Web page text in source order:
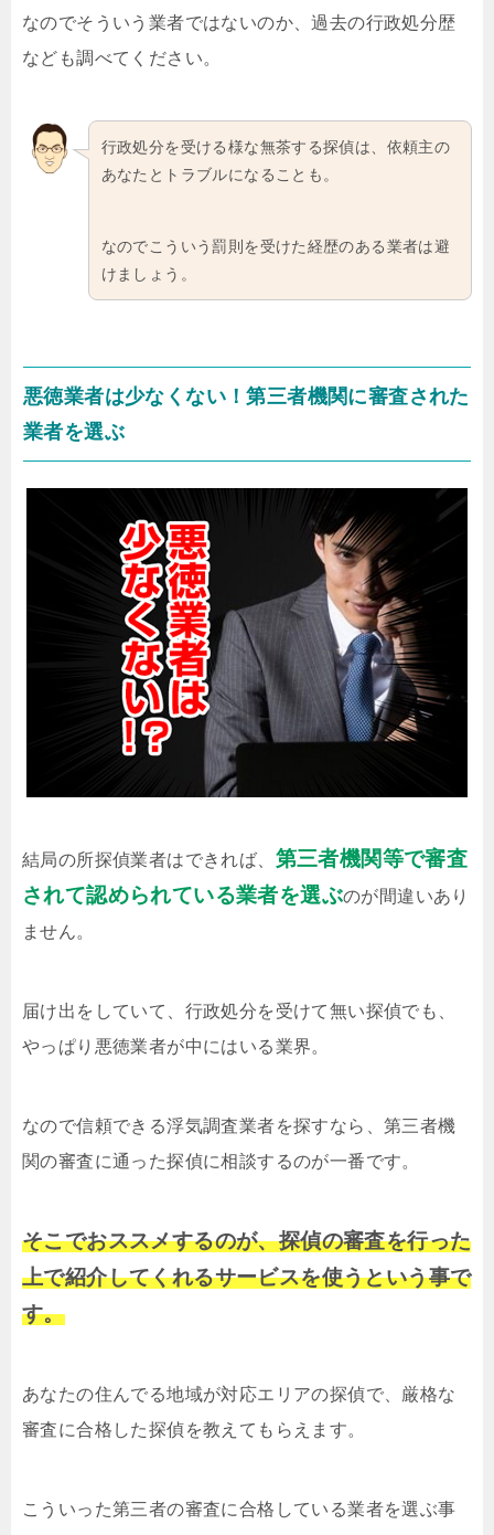
なのでそういう業者ではないのか、過去の行政処分歴
なども調べてください。
行政処分を受ける様な無茶する探偵は、依頼主の
あなたとトラブルになることも。
なのでこういう罰則を受けた経歴のある業者は避
けましょう。
悪徳業者は少なくない！第三者機関に審査された
業者を選ぶ
結局の所探偵業者はできれば、 第三者機関等で審査
されて認められている業者を選ぶのが間違いあり
ません。
届け出をしていて、行政処分を受けて無い探偵でも、
やっぱり悪徳業者が中にはいる業界。
なので信頼できる浮気調査業者を探すなら、第三者機
関の審査に通った探偵に相談するのが一番です。
そこでおススメするのが、探偵の審査を行った
上で紹介してくれるサービスを使うという事で
す。
あなたの住んでる地域が対応エリアの探偵で、厳格な
審査に合格した探偵を教えてもらえます。
こういった第三者の審査に合格している業者を選ぶ事